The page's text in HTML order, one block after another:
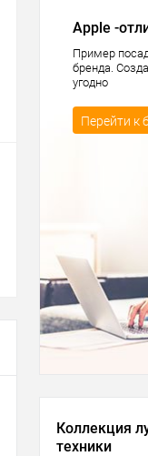
Apple -
Пример
бренда.
угодно
Перейти к
Коллекция
техники